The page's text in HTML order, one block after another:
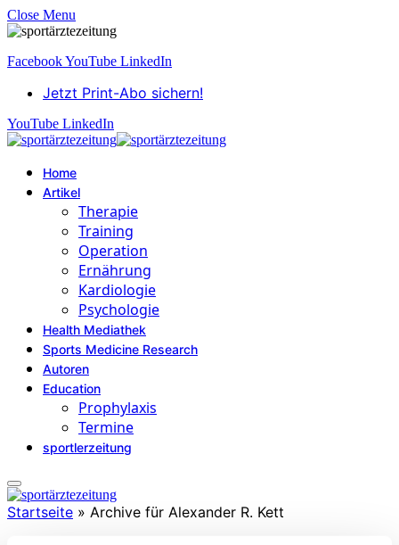
Close Menu
FacebookYouTube LinkedIn
Jetzt Print-Abo sichern!
YouTube LinkedIn
Home
Artikel
Therapie
Training
Operation
Ernährung
Kardiologie
Psychologie
Health Mediathek
Sports Medicine Research
Autoren
Education
Prophylaxis
Termine
sportlerzeitung
Startseite » Archive für Alexander R. Kett